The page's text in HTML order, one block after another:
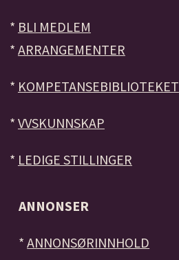
* BLI MEDLEM
* ARRANGEMENTER
* KOMPETANSEBIBLIOTEKET
* VVSKUNNSKAP
* LEDIGE STILLINGER
ANNONSER
*ANNONSØRINNHOLD